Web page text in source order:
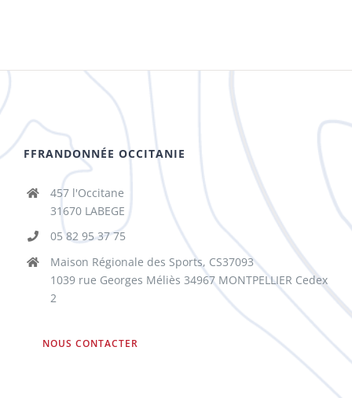
FFRANDONNÉE OCCITANIE
457 l'Occitane
31670 LABEGE
05 82 95 37 75
Maison Régionale des Sports, CS37093
1039 rue Georges Méliès 34967 MONTPELLIER Cedex
2
NOUS CONTACTER